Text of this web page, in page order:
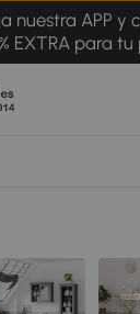
nuestra APP y
EXTRA para